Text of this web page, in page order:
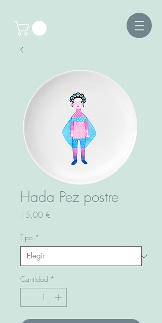
Hada Pez postre
15,00 €
Tipo *
Cantidad *